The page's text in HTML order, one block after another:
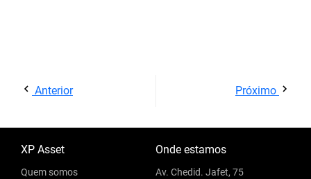
Anterior Próximo
XP Asset
Quem somos
Onde estamos
Av. Chedid. Jafet, 75